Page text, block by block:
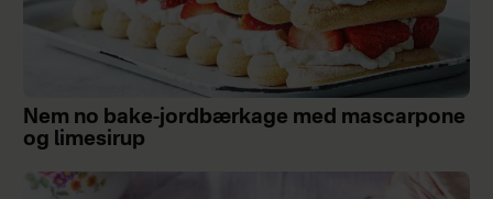
Nem no bake-jordbærkage med mascarpone
og limesirup